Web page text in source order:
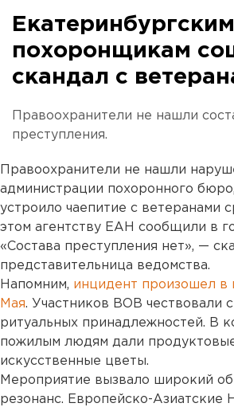
Екатеринбургским
похоронщикам
скандал с
Правоохранители не нашли
преступления.
Правоохранители не нашли
администрации похоронного
устроило чаепитие с ветеранами
этом агентству ЕАН сообщили в
«Состава преступления нет», —
представительница ведомства.
Напомним, инцидент произошел в
Мая. Участников ВОВ чествовали
ритуальных принадлежностей. В
пожилым людям дали
искусственные цветы.
Мероприятие вызвало широкий
резонанс. Европейско-Азиатские